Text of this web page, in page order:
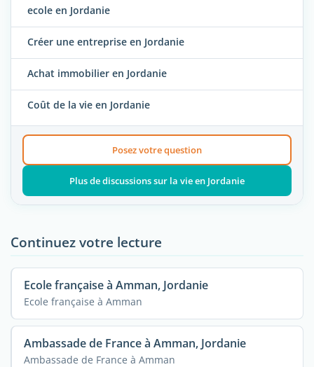
ecole en Jordanie
Créer une entreprise en Jordanie
Achat immobilier en Jordanie
Coût de la vie en Jordanie
Posez votre question
Plus de discussions sur la vie en Jordanie
Continuez votre lecture
Ecole française à Amman, Jordanie
Ecole française à Amman
Ambassade de France à Amman, Jordanie
Ambassade de France à Amman